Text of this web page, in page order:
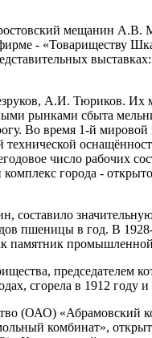
мещанин
- «Товариществу
А.И. Тюриков. Их
рынками сбыта
Во время 1-й
число рабочих
комплекс города -
составило
пшеницы в год. В
памятник
председателем
сгорела в 1912 году и
(ОАО) «Абрамовский
комбинат»,